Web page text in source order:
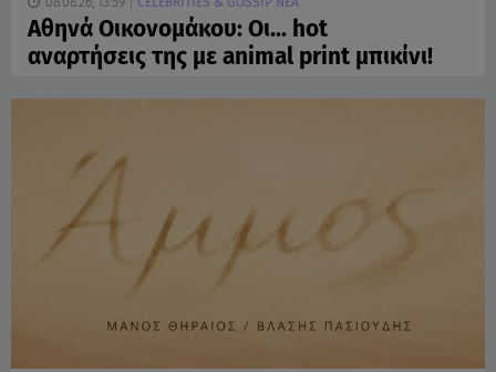
Αθηνά Οικονομάκου: Οι... hot
αναρτήσεις της με animal print μπικίνι!